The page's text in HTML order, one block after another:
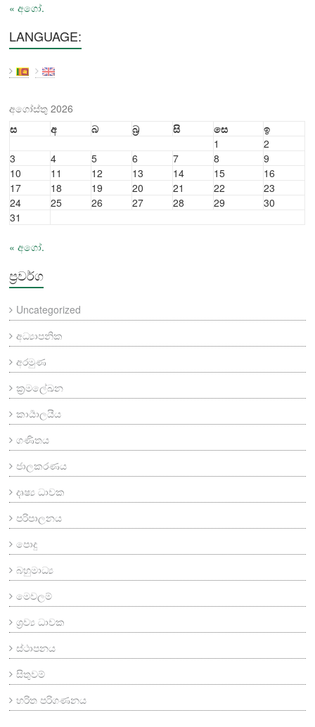
« අගෝ.
LANGUAGE:
අගෝස්තු 2026
ස
අ බ බ්‍ර සි සෙ
ඉ
1
2
3
4 5 6 7 8
9
10
11 12 13 14 15
16
17
18 19 20 21 22
23
24
25 26 27 28 29
30
31
« අගෝ.
ප්‍රවර්ග
Uncategorized
අධ්‍යාපනික
අරමුණ
ක්‍රමලේඛන
කාර්‍යාලයීය
ගණිතය
ජාලකරණය
දෘෂ්‍ය ධාවක
පරිපාලනය
පොදු
බහුමාධ්‍ය
මෙවලම්
ශ්‍රව්‍ය ධාවක
ස්ථාපනය
සිතුවම්
හරිත පරිගණනය